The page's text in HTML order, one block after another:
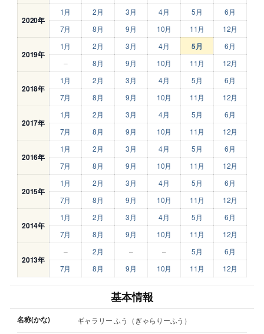
2020年
1月 2月 3月 4月 5月
6月
7月
8月 9月 10月 11月 12月
2019年
1月 2月 3月 4月 5月
6月
–
8月 9月 10月 11月 12月
2018年
1月 2月 3月 4月 5月
6月
7月
8月 9月 10月 11月 12月
2017年
1月 2月 3月 4月 5月
6月
7月
8月 9月 10月 11月 12月
2016年
1月 2月 3月 4月 5月
6月
7月
8月 9月 10月 11月 12月
2015年
1月 2月 3月 4月 5月
6月
7月
8月 9月 10月 11月 12月
2014年
1月 2月 3月 4月 5月
6月
7月
8月 9月 10月 11月 12月
2013年
– 2月 – – 5月
6月
7月
8月 9月 10月 11月 12月
基本情報
名称(かな) ギャラリー ふう（ぎゃらりーふう）